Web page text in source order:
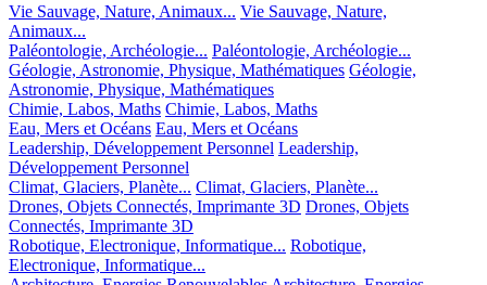
Vie Sauvage, Nature, Animaux... Vie Sauvage, Nature,
Animaux...
Paléontologie, Archéologie... Paléontologie, Archéologie...
Géologie, Astronomie, Physique, Mathématiques Géologie,
Astronomie, Physique, Mathématiques
Chimie, Labos, Maths Chimie, Labos, Maths
Eau, Mers et Océans Eau, Mers et Océans
Leadership, Développement Personnel Leadership,
Développement Personnel
Climat, Glaciers, Planète... Climat, Glaciers, Planète...
Drones, Objets Connectés, Imprimante 3D Drones, Objets
Connectés, Imprimante 3D
Robotique, Electronique, Informatique... Robotique,
Electronique, Informatique...